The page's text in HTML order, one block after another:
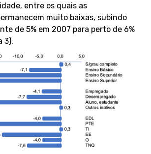
entre os quais as
muito baixas, subindo
de 5% em 2007 para perto de 6%
3).